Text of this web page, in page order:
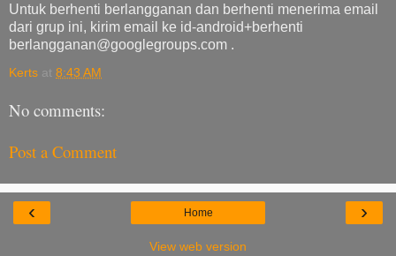
Untuk berhenti berlangganan dan berhenti menerima email
dari grup ini, kirim email ke id-android+berhenti
berlangganan@googlegroups.com .
Kerts at 8:43 AM
No comments:
Post a Comment
‹ ›
Home
View web version